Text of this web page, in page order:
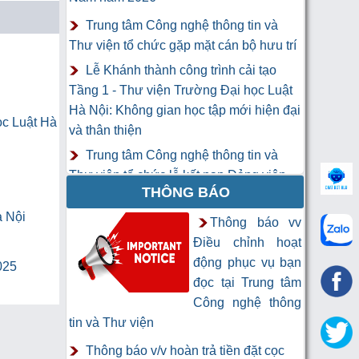
Luật Hà
Nội
Trung tâm Công nghệ thông tin và
Thư viện tổ chức gặp mặt cán bộ hưu trí
Lễ Khánh thành công trình cải tạo
Tầng 1 - Thư viện Trường Đại học Luật
Hà Nội: Không gian học tập mới hiện đại
và thân thiện
Trung tâm Công nghệ thông tin và
Thư viện tổ chức lễ kết nạp Đảng viên
Khai mạc Khóa học “Trí tuệ nhân tạo
cho chuyên gia thông tin và thư viện”
THÔNG BÁO
Thông báo vv
Điều chỉnh hoạt
động phục vụ bạn
đọc tại Trung tâm
Công nghệ thông
tin và Thư viện
Thông báo v/v hoàn trả tiền đặt cọc